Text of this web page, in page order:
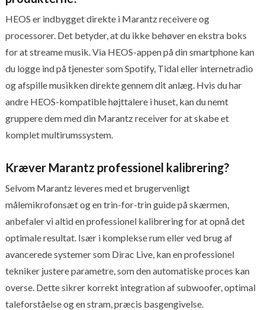
HEOS er indbygget direkte i Marantz receivere og
processorer. Det betyder, at du ikke behøver en ekstra boks
for at streame musik. Via HEOS-appen på din smartphone kan
du logge ind på tjenester som Spotify, Tidal eller internetradio
og afspille musikken direkte gennem dit anlæg. Hvis du har
andre HEOS-kompatible højttalere i huset, kan du nemt
gruppere dem med din Marantz receiver for at skabe et
komplet multirumssystem.
Kræver Marantz professionel kalibrering?
Selvom Marantz leveres med et brugervenligt
målemikrofonsæt og en trin-for-trin guide på skærmen,
anbefaler vi altid en professionel kalibrering for at opnå det
optimale resultat. Især i komplekse rum eller ved brug af
avancerede systemer som Dirac Live, kan en professionel
tekniker justere parametre, som den automatiske proces kan
overse. Dette sikrer korrekt integration af subwoofer, optimal
taleforståelse og en stram, præcis basgengivelse.